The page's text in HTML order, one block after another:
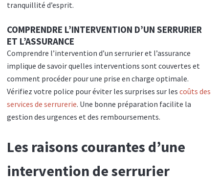
tranquillité d’esprit.
COMPRENDRE L’INTERVENTION D’UN SERRURIER
ET L’ASSURANCE
Comprendre l’intervention d’un serrurier et l’assurance
implique de savoir quelles interventions sont couvertes et
comment procéder pour une prise en charge optimale.
Vérifiez votre police pour éviter les surprises sur les coûts des
services de serrurerie. Une bonne préparation facilite la
gestion des urgences et des remboursements.
Les raisons courantes d’une
intervention de serrurier